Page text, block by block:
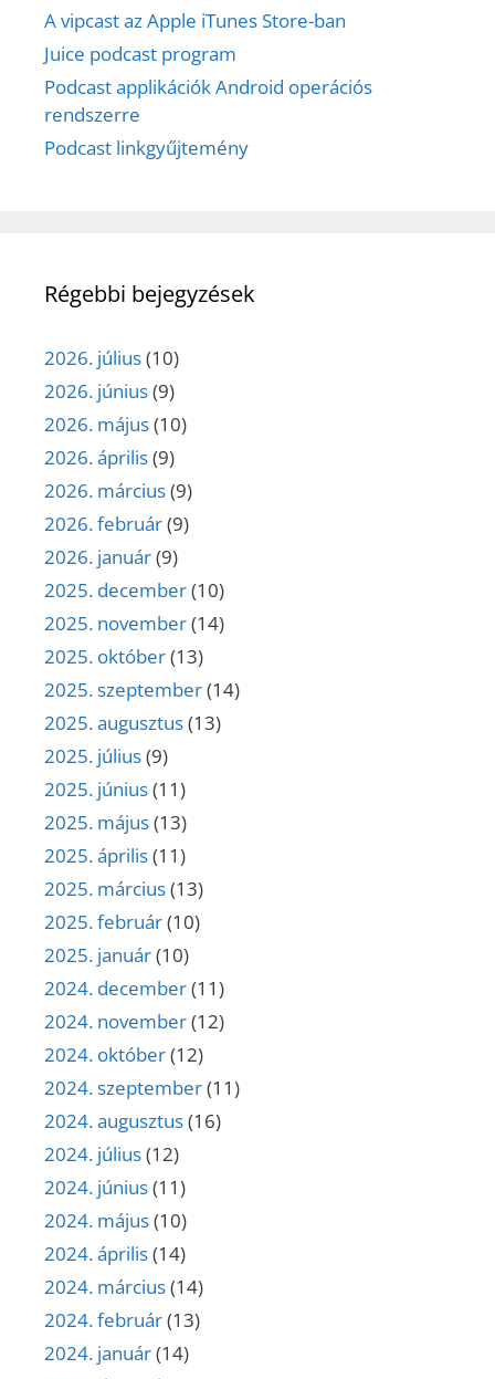
A vipcast az Apple iTunes Store-ban
Juice podcast program
Podcast applikációk Android operációs
rendszerre
Podcast linkgyűjtemény
Régebbi bejegyzések
2026. július(10)
2026. június(9)
2026. május(10)
2026. április(9)
2026. március(9)
2026. február(9)
2026. január(9)
2025. december(10)
2025. november(14)
2025. október(13)
2025. szeptember(14)
2025. augusztus(13)
2025. július(9)
2025. június(11)
2025. május(13)
2025. április(11)
2025. március(13)
2025. február(10)
2025. január(10)
2024. december(11)
2024. november(12)
2024. október(12)
2024. szeptember(11)
2024. augusztus(16)
2024. július(12)
2024. június(11)
2024. május(10)
2024. április(14)
2024. március(14)
2024. február(13)
2024. január(14)